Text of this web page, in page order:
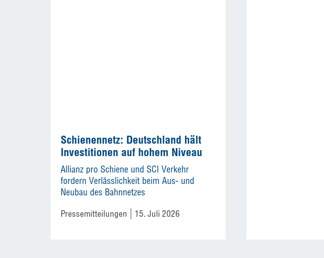
Schienennetz: Deutschland hält
Investitionen auf hohem Niveau
Allianz pro Schiene und SCI Verkehr
fordern Verlässlichkeit beim Aus- und
Neubau des Bahnnetzes
Pressemitteilungen 15. Juli 2026